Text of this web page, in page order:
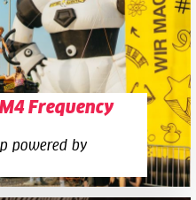
Frequency
powered by